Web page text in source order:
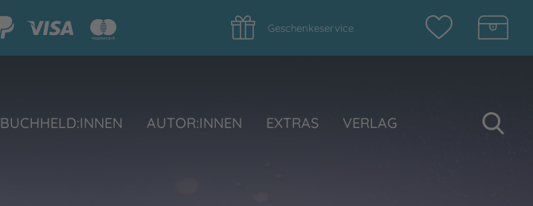
Geschenkeservice
BUCHHELD:INNEN AUTOR:INNEN EXTRAS VERLAG